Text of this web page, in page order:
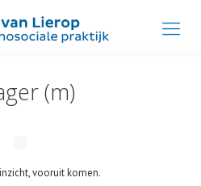
(m)
vooruit komen.